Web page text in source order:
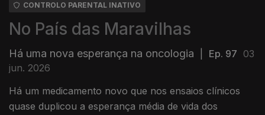
CONTROLO PARENTAL INATIVO
No País das Maravilhas
Há uma nova esperança na oncologia Ep. 97 03
jun. 2026
Há um medicamento novo que nos ensaios clínicos
quase duplicou a esperança média de vida dos